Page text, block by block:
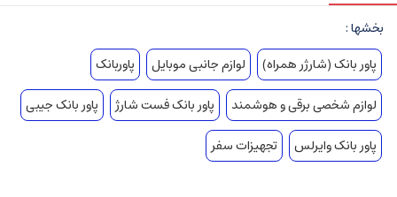
بخشها :
پاور بانک (شارژر همراه)
لوازم جانبی موبایل
پاوربانک
لوازم شخصی برقی و هوشمند
پاور بانک فست شارژ
پاور بانک جیبی
پاور بانک وایرلس
تجهیزات سفر